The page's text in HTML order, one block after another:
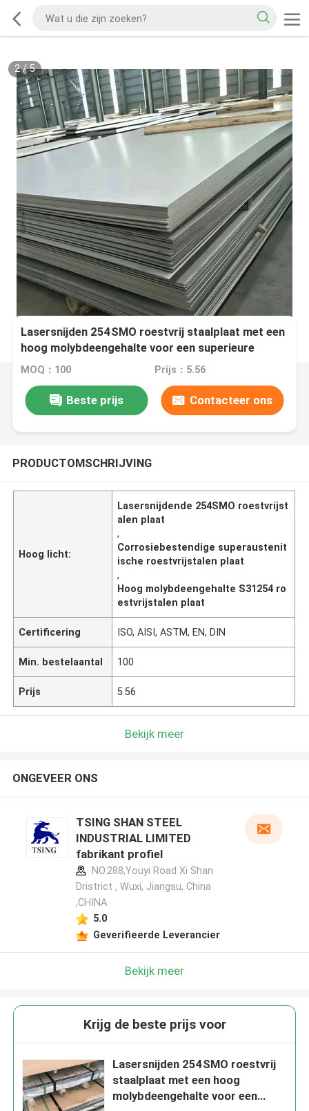
2/5
Lasersnijden 254SMO roestvrij staalplaat met een
hoog molybdeengehalte voor een superieure
corrosiebestendigheid
MOQ：100 Prijs：5.56
Beste prijs Contacteer ons
PRODUCTOMSCHRIJVING
Hoog licht:
Lasersnijdende 254SMO roestvrijst
alen plaat
,
Corrosiebestendige superaustenit
ische roestvrijstalen plaat
,
Hoog molybdeengehalte S31254 ro
estvrijstalen plaat
Certificering ISO, AISI, ASTM, EN, DIN
Min. bestelaantal 100
Prijs 5.56
Bekijk meer
ONGEVEER ONS
TSING SHAN STEEL
INDUSTRIAL LIMITED
fabrikant profiel
NO.288,Youyi Road Xi Shan
Dristrict , Wuxi, Jiangsu, China
,CHINA
5.0
Geverifieerde Leverancier
Bekijk meer
Krijg de beste prijs voor
Lasersnijden 254SMO roestvrij
staalplaat met een hoog
molybdeengehalte voor een